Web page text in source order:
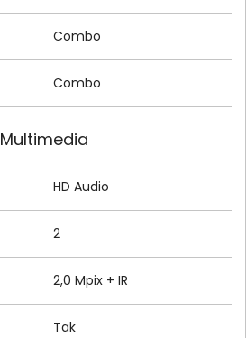
Combo
Combo
Multimedia
HD Audio
2
2,0 Mpix + IR
Tak